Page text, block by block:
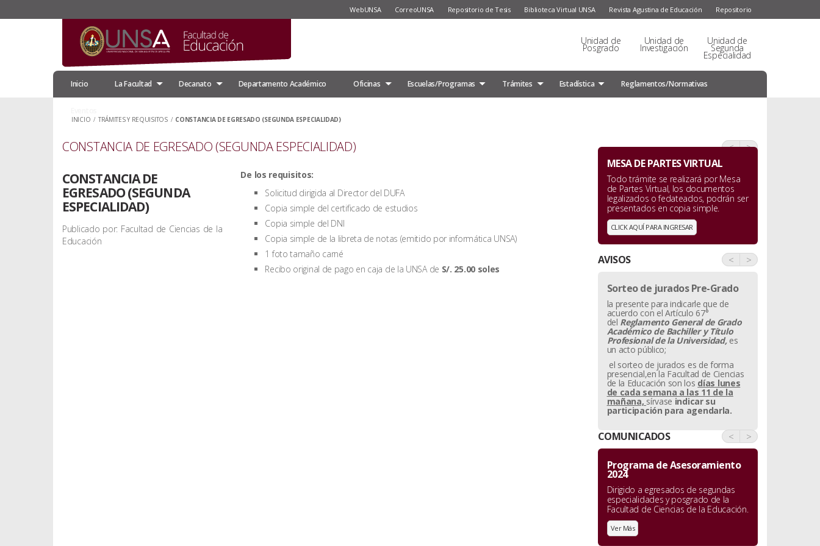
WebUNSA CorreoUNSA Repositorio de Tesis Biblioteca Virtual UNSA Revista Agustina de Educación Repositorio
Unidad de
Posgrado
Unidad de
Investigación
Unidad de
Segunda
Especialidad
Inicio La Facultad Decanato Departamento Académico Oficinas Escuelas/Programas Trámites Estadística Reglamentos/Normativas
INICIO / TRÁMITES Y REQUISITOS / CONSTANCIA DE EGRESADO (SEGUNDA ESPECIALIDAD)
CONSTANCIA DE EGRESADO (SEGUNDA ESPECIALIDAD)
CONSTANCIA DE
EGRESADO (SEGUNDA
ESPECIALIDAD)
Publicado por: Facultad de Ciencias de la
Educación
De los requisitos:
Solicitud dirigida al Director del DUFA
Copia simple del certificado de estudios
Copia simple del DNI
Copia simple de la libreta de notas (emitido por informática UNSA)
1 foto tamaño carné
Recibo original de pago en caja de la UNSA de S/. 25.00 soles
< >
MESA DE PARTES VIRTUAL
Todo trámite se realizará por Mesa
de Partes Virtual, los documentos
legalizados o fedateados, podrán ser
presentados en copia simple.
CLICK AQUÍ PARA INGRESAR
AVISOS < >
Sorteo de jurados Pre-Grado
la presente para indicarle que de
acuerdo con el Artículo 67°
del Reglamento General de Grado
Académico de Bachiller yTítulo
Profesional de la Universidad, es
un acto público;
el sorteo de jurados es de forma
presencial,en la Facultad de Ciencias
de la Educación son los días lunes
de cada semana a las 11 de la
mañana, sírvase indicar su
participación para agendarla.
COMUNICADOS < >
Programa de Asesoramiento
2024
Dirigido a egresados de segundas
especialidades y posgrado de la
Facultad de Ciencias de la Educación.
Ver Más